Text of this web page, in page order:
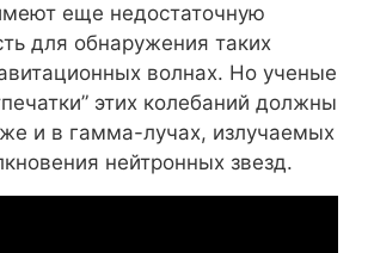
еще недостаточную
для обнаружения таких
волнах. Но ученые
этих колебаний должны
и в гамма-лучах, излучаемых
нейтронных звезд.